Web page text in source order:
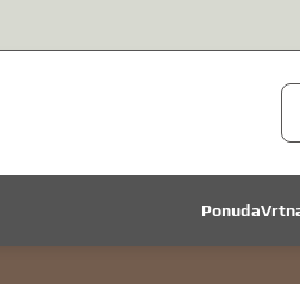
Ponuda